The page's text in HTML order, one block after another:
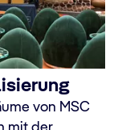
von MSC